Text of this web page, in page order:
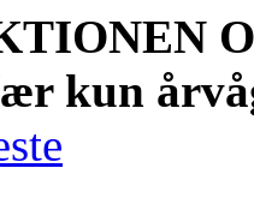
kun